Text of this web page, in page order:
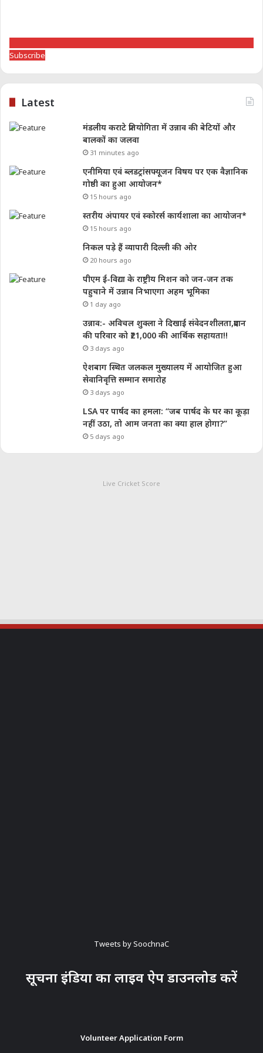
Subscribe
Latest
मंडलीय कराटे प्रतियोगिता में उन्नाव की बेटियों और
बालकों का जलवा
31 minutes ago
एनीमिया एवं ब्लडट्रांसफ्यूजन विषय पर एक वैज्ञानिक
गोष्ठी का हुआ आयोजन*
15 hours ago
स्तरीय अंपायर एवं स्कोरर्स कार्यशाला का आयोजन*
15 hours ago
निकल पड़े हैं व्यापारी दिल्ली की ओर
20 hours ago
पीएम ई-विद्या के राष्ट्रीय मिशन को जन-जन तक
पहुचाने में उन्नाव निभाएगा अहम भूमिका
1 day ago
उन्नाव:- अविचल शुक्ला ने दिखाई संवेदनशीलता,प्रदान
की परिवार को ₹21,000 की आर्थिक सहायता!!
3 days ago
ऐशबाग स्थित जलकल मुख्यालय में आयोजित हुआ
सेवानिवृत्ति सम्मान समारोह
3 days ago
LSA पर पार्षद का हमला: “जब पार्षद के घर का कूड़ा
नहीं उठा, तो आम जनता का क्या हाल होगा?”
5 days ago
Live Cricket Score
Tweets by SoochnaC
सूचना इंडिया का लाइव ऐप डाउनलोड करें
Volunteer Application Form